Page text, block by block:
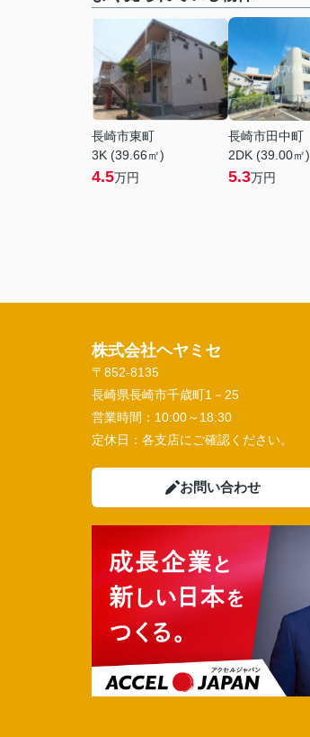
長崎市東町
3K (39.66㎡)
4.5万円
長崎市田中町
2DK (39.00㎡)
5.3万円
株式会社ヘヤミセ
〒852-8135
長崎県長崎市千歳町1－25
営業時間： 10:00～18:30
定休日： 各支店にご確認ください。
お問い合わせ